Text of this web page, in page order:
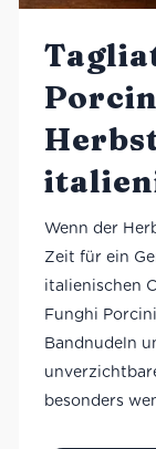
Wenn der
Zeit für ein
italienischen
Funghi
Bandnudeln
besonders